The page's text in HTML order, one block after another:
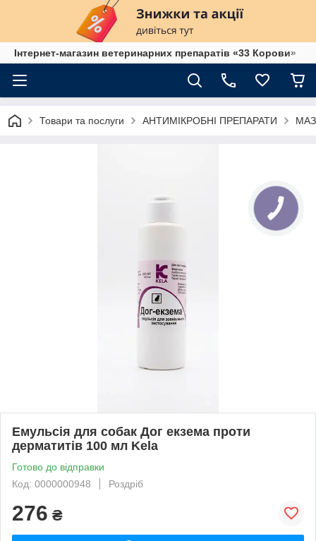
Інтернет-магазин ветеринарних препаратів «33 Корови»
Товари та послуги АНТИМІКРОБНІ ПРЕПАРАТИ
Емульсія для собак Дог екзема проти
дерматитів 100 мл Kela
Готово до відправки
Код: 0000000948
Роздріб
276 ₴
КНОПКА
ЗВ'ЯЗКУ